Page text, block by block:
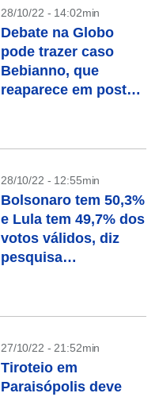
28/10/22 - 14:02min
Debate na Globo
pode trazer caso
Bebianno, que
reaparece em posts
28/10/22 - 12:55min
Bolsonaro tem 50,3%
e Lula tem 49,7% dos
votos válidos, diz
pesquisa
27/10/22 - 21:52min
Tiroteio em
Paraisópolis deve